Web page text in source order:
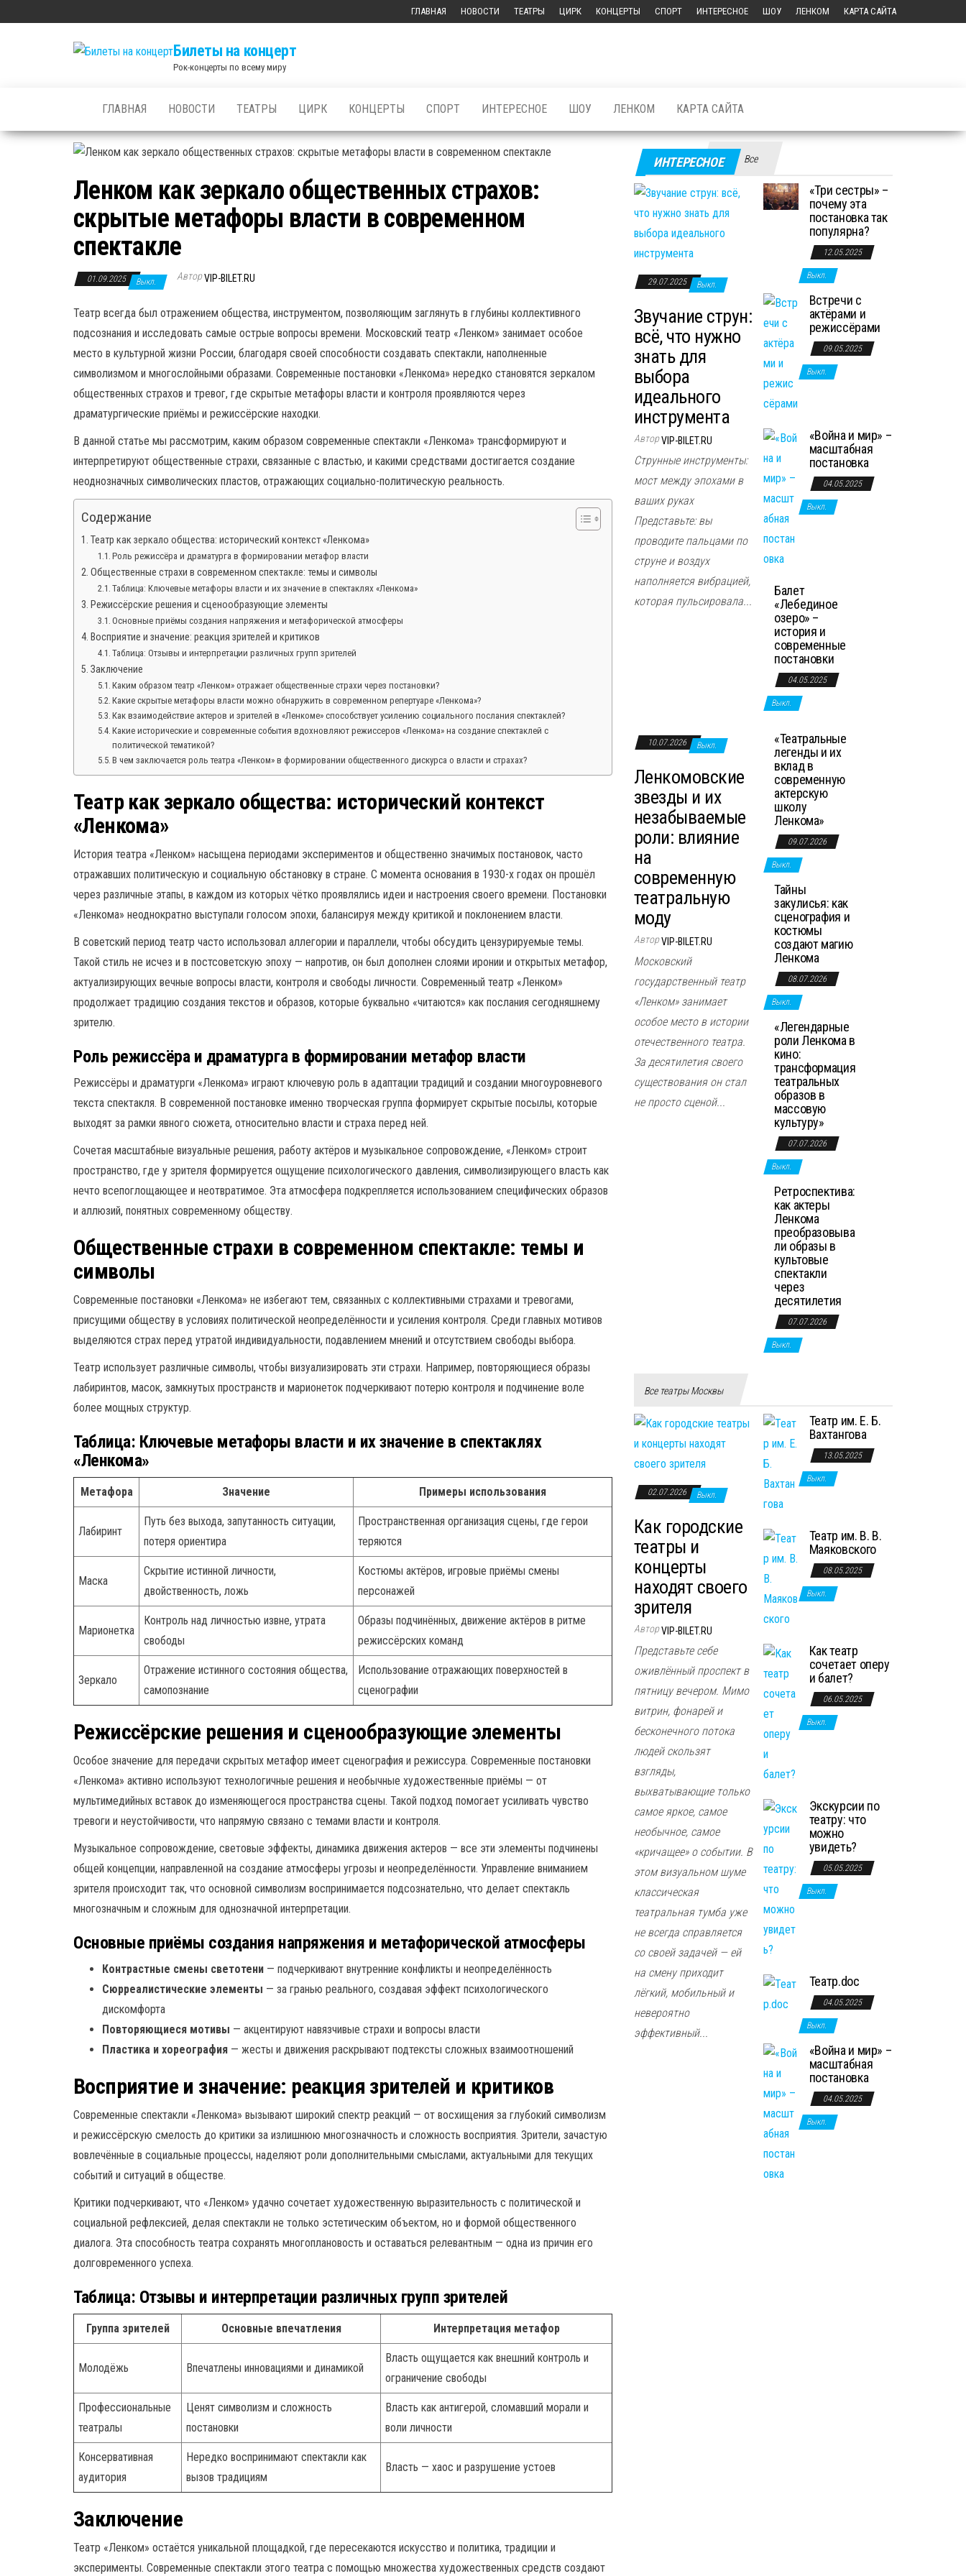
ГЛАВНАЯ НОВОСТИ ТЕАТРЫ ЦИРК КОНЦЕРТЫ СПОРТ ИНТЕРЕСНОЕ ШОУ ЛЕНКОМ КАРТА САЙТА
Билеты на концерт
Рок-концерты по всему миру
ГЛАВНАЯ НОВОСТИ ТЕАТРЫ ЦИРК КОНЦЕРТЫ СПОРТ ИНТЕРЕСНОЕ ШОУ ЛЕНКОМ КАРТА САЙТА
Ленком как зеркало общественных страхов:
скрытые метафоры власти в современном
спектакле
01.09.2025 Выкл. АвторVIP-BILET.RU
Театр всегда был отражением общества, инструментом, позволяющим заглянуть в глубины коллективного
подсознания и исследовать самые острые вопросы времени. Московский театр «Ленком» занимает особое
место в культурной жизни России, благодаря своей способности создавать спектакли, наполненные
символизмом и многослойными образами. Современные постановки «Ленкома» нередко становятся зеркалом
общественных страхов и тревог, где скрытые метафоры власти и контроля проявляются через
драматургические приёмы и режиссёрские находки.
В данной статье мы рассмотрим, каким образом современные спектакли «Ленкома» трансформируют и
интерпретируют общественные страхи, связанные с властью, и какими средствами достигается создание
неоднозначных символических пластов, отражающих социально-политическую реальность.
Содержание
Театр как зеркало общества: исторический контекст «Ленкома»
Роль режиссёра и драматурга в формировании метафор власти
Общественные страхи в современном спектакле: темы и символы
Таблица: Ключевые метафоры власти и их значение в спектаклях «Ленкома»
Режиссёрские решения и сценообразующие элементы
Основные приёмы создания напряжения и метафорической атмосферы
Восприятие и значение: реакция зрителей и критиков
Таблица: Отзывы и интерпретации различных групп зрителей
Заключение
Каким образом театр «Ленком» отражает общественные страхи через постановки?
Какие скрытые метафоры власти можно обнаружить в современном репертуаре «Ленкома»?
Как взаимодействие актеров и зрителей в «Ленкоме» способствует усилению социального послания спектаклей?
Какие исторические и современные события вдохновляют режиссеров «Ленкома» на создание спектаклей с
политической тематикой?
В чем заключается роль театра «Ленком» в формировании общественного дискурса о власти и страхах?
Театр как зеркало общества: исторический контекст
«Ленкома»
История театра «Ленком» насыщена периодами экспериментов и общественно значимых постановок, часто
отражавших политическую и социальную обстановку в стране. С момента основания в 1930-х годах он прошёл
через различные этапы, в каждом из которых чётко проявлялись идеи и настроения своего времени. Постановки
«Ленкома» неоднократно выступали голосом эпохи, балансируя между критикой и поклонением власти.
В советский период театр часто использовал аллегории и параллели, чтобы обсудить цензурируемые темы.
Такой стиль не исчез и в постсоветскую эпоху — напротив, он был дополнен слоями иронии и открытых метафор,
актуализирующих вечные вопросы власти, контроля и свободы личности. Современный театр «Ленком»
продолжает традицию создания текстов и образов, которые буквально «читаются» как послания сегодняшнему
зрителю.
Роль режиссёра и драматурга в формировании метафор власти
Режиссёры и драматурги «Ленкома» играют ключевую роль в адаптации традиций и создании многоуровневого
текста спектакля. В современной постановке именно творческая группа формирует скрытые посылы, которые
выходят за рамки явного сюжета, относительно власти и страха перед ней.
Сочетая масштабные визуальные решения, работу актёров и музыкальное сопровождение, «Ленком» строит
пространство, где у зрителя формируется ощущение психологического давления, символизирующего власть как
нечто всепоглощающее и неотвратимое. Эта атмосфера подкрепляется использованием специфических образов
и аллюзий, понятных современному обществу.
Общественные страхи в современном спектакле: темы и
символы
Современные постановки «Ленкома» не избегают тем, связанных с коллективными страхами и тревогами,
присущими обществу в условиях политической неопределённости и усиления контроля. Среди главных мотивов
выделяются страх перед утратой индивидуальности, подавлением мнений и отсутствием свободы выбора.
Театр использует различные символы, чтобы визуализировать эти страхи. Например, повторяющиеся образы
лабиринтов, масок, замкнутых пространств и марионеток подчеркивают потерю контроля и подчинение воле
более мощных структур.
Таблица: Ключевые метафоры власти и их значение в спектаклях
«Ленкома»
Метафора Значение Примеры использования
Лабиринт
Путь без выхода, запутанность ситуации,
потеря ориентира
Пространственная организация сцены, где герои
теряются
Маска
Скрытие истинной личности,
двойственность, ложь
Костюмы актёров, игровые приёмы смены
персонажей
Марионетка
Контроль над личностью извне, утрата
свободы
Образы подчинённых, движение актёров в ритме
режиссёрских команд
Зеркало
Отражение истинного состояния общества,
самопознание
Использование отражающих поверхностей в
сценографии
Режиссёрские решения и сценообразующие элементы
Особое значение для передачи скрытых метафор имеет сценография и режиссура. Современные постановки
«Ленкома» активно используют технологичные решения и необычные художественные приёмы — от
мультимедийных вставок до изменяющегося пространства сцены. Такой подход помогает усиливать чувство
тревоги и неустойчивости, что напрямую связано с темами власти и контроля.
Музыкальное сопровождение, световые эффекты, динамика движения актеров — все эти элементы подчинены
общей концепции, направленной на создание атмосферы угрозы и неопределённости. Управление вниманием
зрителя происходит так, что основной символизм воспринимается подсознательно, что делает спектакль
многозначным и сложным для однозначной интерпретации.
Основные приёмы создания напряжения и метафорической атмосферы
Контрастные смены светотени — подчеркивают внутренние конфликты и неопределённость
Сюрреалистические элементы — за гранью реального, создавая эффект психологического
дискомфорта
Повторяющиеся мотивы — акцентируют навязчивые страхи и вопросы власти
Пластика и хореография — жесты и движения раскрывают подтексты сложных взаимоотношений
Восприятие и значение: реакция зрителей и критиков
Современные спектакли «Ленкома» вызывают широкий спектр реакций — от восхищения за глубокий символизм
и режиссёрскую смелость до критики за излишнюю многозначность и сложность восприятия. Зрители, зачастую
вовлечённые в социальные процессы, наделяют роли дополнительными смыслами, актуальными для текущих
событий и ситуаций в обществе.
Критики подчеркивают, что «Ленком» удачно сочетает художественную выразительность с политической и
социальной рефлексией, делая спектакли не только эстетическим объектом, но и формой общественного
диалога. Эта способность театра сохранять многоплановость и оставаться релевантным — одна из причин его
долговременного успеха.
Таблица: Отзывы и интерпретации различных групп зрителей
Группа зрителей Основные впечатления Интерпретация метафор
Молодёжь Впечатлены инновациями и динамикой
Власть ощущается как внешний контроль и
ограничение свободы
Профессиональные
театралы
Ценят символизм и сложность
постановки
Власть как антигерой, сломавший морали и
воли личности
Консервативная
аудитория
Нередко воспринимают спектакли как
вызов традициям
Власть — хаос и разрушение устоев
Заключение
Театр «Ленком» остаётся уникальной площадкой, где пересекаются искусство и политика, традиции и
эксперименты. Современные спектакли этого театра с помощью множества художественных средств создают
ИНТЕРЕСНОЕ Все
29.07.2025 Выкл.
Звучание струн:
всё, что нужно
знать для
выбора
идеального
инструмента
АвторVIP-BILET.RU
Струнные инструменты:
мост между эпохами в
ваших руках
Представьте: вы
проводите пальцами по
струне и воздух
наполняется вибрацией,
которая пульсировала...
«Три сестры» –
почему эта
постановка так
популярна?
12.05.2025
Выкл.
Встречи с
актёрами и
режиссёрами
09.05.2025
Выкл.
«Война и мир» –
масштабная
постановка
04.05.2025
Выкл.
Балет
«Лебединое
озеро» –
история и
современные
постановки
04.05.2025
Выкл.
10.07.2026 Выкл.
Ленкомовские
звезды и их
незабываемые
роли: влияние
на
современную
театральную
моду
АвторVIP-BILET.RU
Московский
государственный театр
«Ленком» занимает
особое место в истории
отечественного театра.
За десятилетия своего
существования он стал
не просто сценой...
«Театральные
легенды и их
вклад в
современную
актерскую
школу
Ленкома»
09.07.2026
Выкл.
Тайны
закулисья: как
сценография и
костюмы
создают магию
Ленкома
08.07.2026
Выкл.
«Легендарные
роли Ленкома в
кино:
трансформация
театральных
образов в
массовую
культуру»
07.07.2026
Выкл.
Ретроспектива:
как актеры
Ленкома
преобразовыва
ли образы в
культовые
спектакли
через
десятилетия
07.07.2026
Выкл.
Все театры Москвы
02.07.2026 Выкл.
Как городские
театры и
концерты
находят своего
зрителя
АвторVIP-BILET.RU
Представьте себе
оживлённый проспект в
пятницу вечером. Мимо
витрин, фонарей и
бесконечного потока
людей скользят
взгляды,
выхватывающие только
самое яркое, самое
необычное, самое
«кричащее» о событии. В
этом визуальном шуме
классическая
театральная тумба уже
не всегда справляется
со своей задачей — ей
на смену приходит
лёгкий, мобильный и
невероятно
эффективный...
Театр им. Е. Б.
Вахтангова
13.05.2025
Выкл.
Театр им. В. В.
Маяковского
08.05.2025
Выкл.
Как театр
сочетает оперу
и балет?
06.05.2025
Выкл.
Экскурсии по
театру: что
можно
увидеть?
05.05.2025
Выкл.
Театр.doc
04.05.2025
Выкл.
«Война и мир» –
масштабная
постановка
04.05.2025
Выкл.